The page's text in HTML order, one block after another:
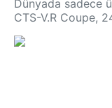
Dünyada sadece
CTS-V.R Coupe,